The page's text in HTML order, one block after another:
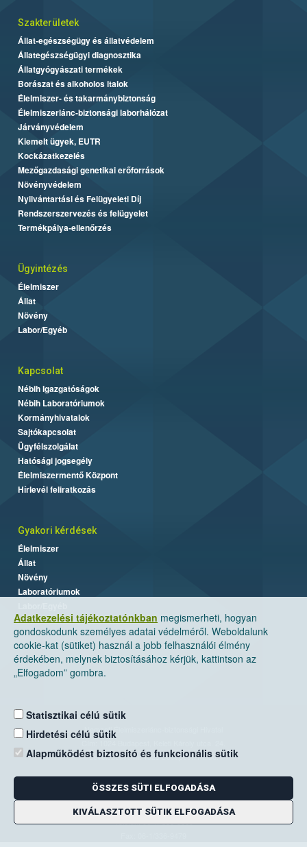
Adatkezelési tájékoztatónkban megismerheti, hogyan
gondoskodunk személyes adatai védelméről. Weboldalunk
cookie-kat (sütiket) használ a jobb felhasználói élmény
érdekében, melynek biztosításához kérjük, kattintson az
„Elfogadom” gombra.
Statisztikai célú sütik
Hirdetési célú sütik
Alapműködést biztosító és funkcionális sütik
ÖSSZES SÜTI ELFOGADÁSA
KIVÁLASZTOTT SÜTIK ELFOGADÁSA
Szakterületek
Állat-egészségügy és állatvédelem
Állategészségügyi diagnosztika
Állatgyógyászati termékek
Borászat és alkoholos italok
Élelmiszer- és takarmánybiztonság
Élelmiszerlánc-biztonsági laborhálózat
Járványvédelem
Kiemelt ügyek, EUTR
Kockázatkezelés
Mezőgazdasági genetikai erőforrások
Növényvédelem
Nyilvántartási és Felügyeleti Díj
Rendszerszervezés és felügyelet
Termékpálya-ellenőrzés
Ügyintézés
Élelmiszer
Állat
Növény
Labor/Egyéb
Kapcsolat
Nébih Igazgatóságok
Nébih Laboratóriumok
Kormányhivatalok
Sajtókapcsolat
Ügyfélszolgálat
Hatósági jogsegély
Élelmiszermentő Központ
Hírlevél feliratkozás
Gyakori kérdések
Élelmiszer
Állat
Növény
Laboratóriumok
Nemzeti Élelmiszerlánc-biztonsági Hivatal
Levelezési cím: 1525 Budapest. Pf. 30.
E-mail:ugyfelszolgalat@nebih.gov.hu
Zöld szám: 06-80/263-244
Telefon: 06-1/ 336-9000